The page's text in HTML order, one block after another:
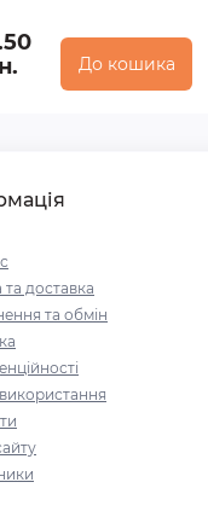
До кошика
доставка
та обмін